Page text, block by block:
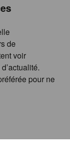
de
voir
pour ne